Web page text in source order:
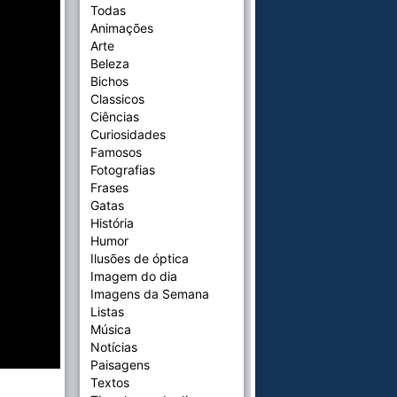
Todas
Animações
Arte
Beleza
Bichos
Classicos
Ciências
Curiosidades
Famosos
Fotografias
Frases
Gatas
História
Humor
Ilusões de óptica
Imagem do dia
Imagens da Semana
Listas
Música
Notícias
Paisagens
Textos